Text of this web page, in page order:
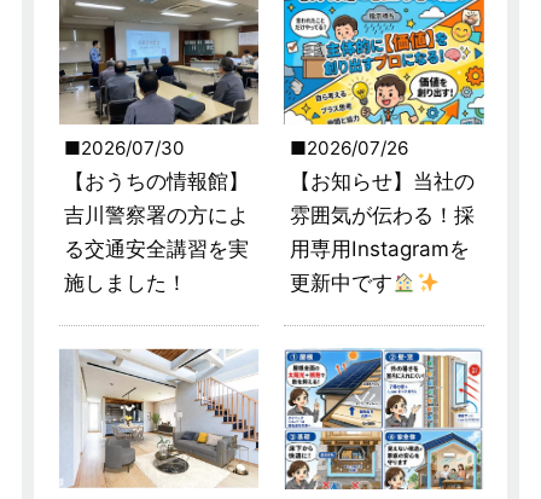
2026/07/30
【おうちの情報館】
吉川警察署の方によ
る交通安全講習を実
施しました！
2026/07/26
【お知らせ】当社の
雰囲気が伝わる！採
用専用Instagramを
更新中です